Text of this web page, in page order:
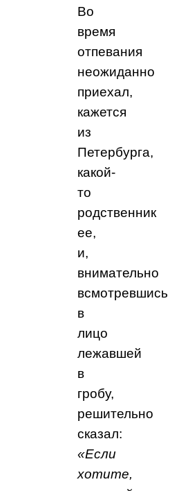
Во
время
отпевания
неожиданно
приехал,
кажется
из
Петербурга,
какой-
то
родственник
ее,
и,
внимательно
всмотревшись
в
лицо
лежавшей
в
гробу,
решительно
сказал:
«Если
хотите,